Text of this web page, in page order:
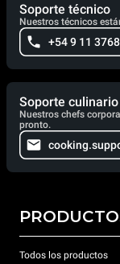
Soporte técnico
Nuestros técnicos
+54 9 11
Soporte culinario
Nuestros chefs
pronto.
Todos los productos